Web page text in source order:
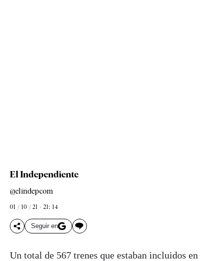
El Independiente
@elindepcom
01 / 10 / 21 - 21: 14
Seguir en
Un total de 567 trenes que estaban incluidos en